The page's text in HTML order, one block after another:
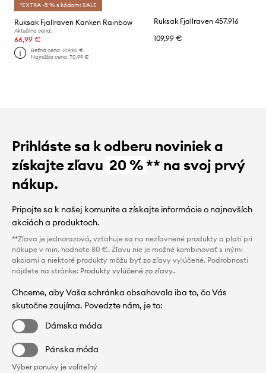
*EXTRA -5 % s kódom: SALE
Ruksak Fjallraven Kanken Rainbow
Aktuálna cena:
66,99 €
Bežná cena:109,90 €
Najnižšia cena:70,99 €
Ruksak Fjallraven 457.916
109,99 €
Prihláste sa k odberu noviniek a
získajte zľavu 20 %** na svoj prvý
nákup.
Pripojte sa k našej komunite a získajte informácie o najnovších
akciách a produktoch.
**Zľava je jednorazová, vzťahuje sa na nezľavnené produkty a platí pri
nákupe v min. hodnote 80 €. Zľavu nie je možné kombinovať s inými
akciami a niektoré produkty môžu byť zo zľavy vylúčené. Podrobnosti
nájdete na stránke: Produkty vylúčené zo zľavy..
Chceme, aby Vaša schránka obsahovala iba to, čo Vás
skutočne zaujíma. Povedzte nám, je to:
Dámska móda
Pánska móda
Výber ponuky je voliteľný